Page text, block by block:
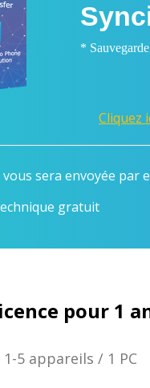
*
Cliquez
vous sera envoyée par
gratuit
pour 1
1-5 appareils / 1 PC